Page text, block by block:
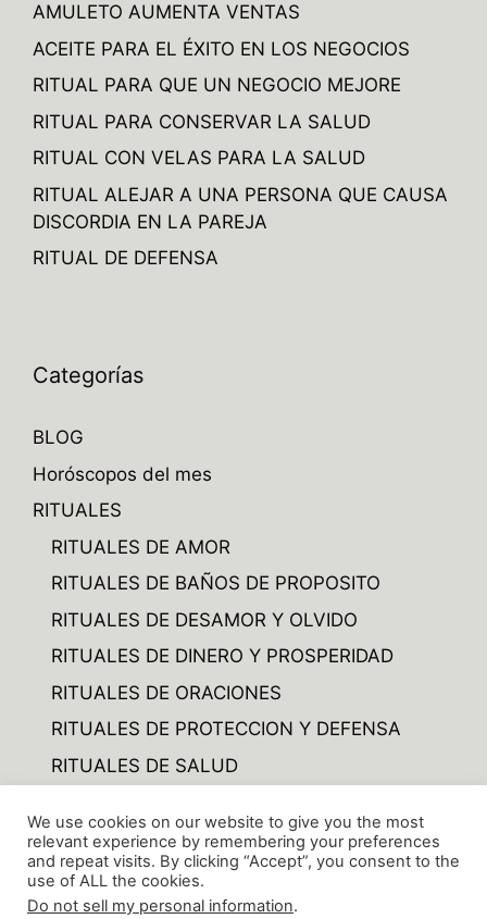
AMULETO AUMENTA VENTAS
ACEITE PARA EL ÉXITO EN LOS NEGOCIOS
RITUAL PARA QUE UN NEGOCIO MEJORE
RITUAL PARA CONSERVAR LA SALUD
RITUAL CON VELAS PARA LA SALUD
RITUAL ALEJAR A UNA PERSONA QUE CAUSA
DISCORDIA EN LA PAREJA
RITUAL DE DEFENSA
Categorías
BLOG
Horóscopos del mes
RITUALES
RITUALES DE AMOR
RITUALES DE BAÑOS DE PROPOSITO
RITUALES DE DESAMOR Y OLVIDO
RITUALES DE DINERO Y PROSPERIDAD
RITUALES DE ORACIONES
RITUALES DE PROTECCION Y DEFENSA
RITUALES DE SALUD
RITUALES TRABAJO Y NEGOCIOS
We use cookies on our website to give you the most
relevant experience by remembering your preferences
and repeat visits. By clicking “Accept”, you consent to the
use of ALL the cookies.
Do not sell my personal information.